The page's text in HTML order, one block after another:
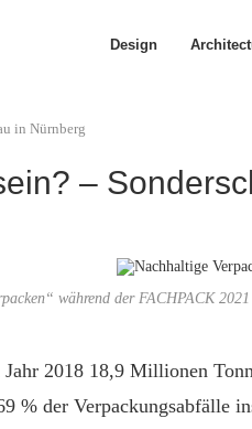
Design
in Nürnberg
–
während der FACHPACK
2018 18,9 Millionen
% der Verpackungsabfälle